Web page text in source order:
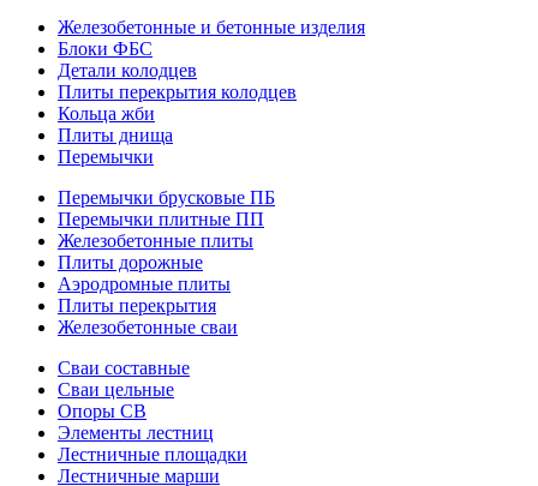
Железобетонные и бетонные изделия
Блоки ФБС
Детали колодцев
Плиты перекрытия колодцев
Кольца жби
Плиты днища
Перемычки
Перемычки брусковые ПБ
Перемычки плитные ПП
Железобетонные плиты
Плиты дорожные
Аэродромные плиты
Плиты перекрытия
Железобетонные сваи
Сваи составные
Сваи цельные
Опоры СВ
Элементы лестниц
Лестничные площадки
Лестничные марши